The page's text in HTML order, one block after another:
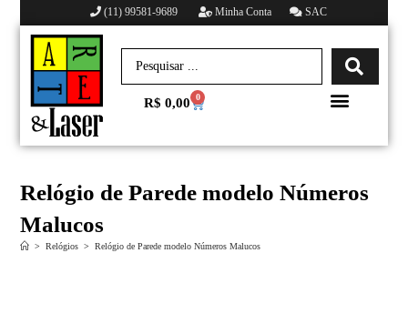
(11) 99581-9689 Minha Conta SAC
R$ 0,00 0
Relógio de Parede modelo Números
Malucos
> Relógios > Relógio de Parede modelo Números Malucos